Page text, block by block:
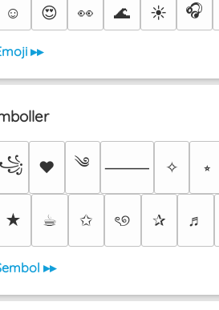
☺️ 😍 👀 🌊 ☀️ 🎧
▸▸
꧁ ♥ ༄ ⸻ ✧ ⭒
★ ☕︎ ✩ ৎ୭ ✰ ♬
▸▸